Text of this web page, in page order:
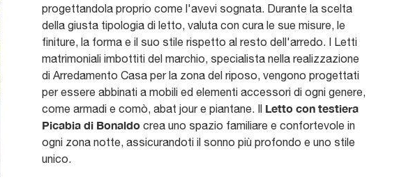
progettandola proprio come l'avevi sognata. Durante la scelta
della giusta tipologia di letto, valuta con cura le sue misure, le
finiture, la forma e il suo stile rispetto al resto dell'arredo. I Letti
matrimoniali imbottiti del marchio, specialista nella realizzazione
di Arredamento Casa per la zona del riposo, vengono progettati
per essere abbinati a mobili ed elementi accessori di ogni genere,
come armadi e comò, abat jour e piantane. Il Letto con testiera
Picabia di Bonaldo crea uno spazio familiare e confortevole in
ogni zona notte, assicurandoti il sonno più profondo e uno stile
unico.